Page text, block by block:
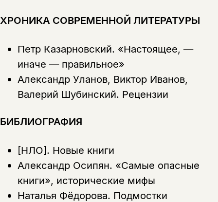
ХРОНИКА СОВРЕМЕННОЙ ЛИТЕРАТУРЫ
Петр Казарновский. «Настоящее, —
иначе — правильное»
Александр Уланов, Виктор Иванов,
Валерий Шубинский. Рецензии
БИБЛИОГРАФИЯ
[НЛО]. Новые книги
Александр Осипян. «Самые опасные
книги», исторические мифы
Наталья Фёдорова. Подмостки